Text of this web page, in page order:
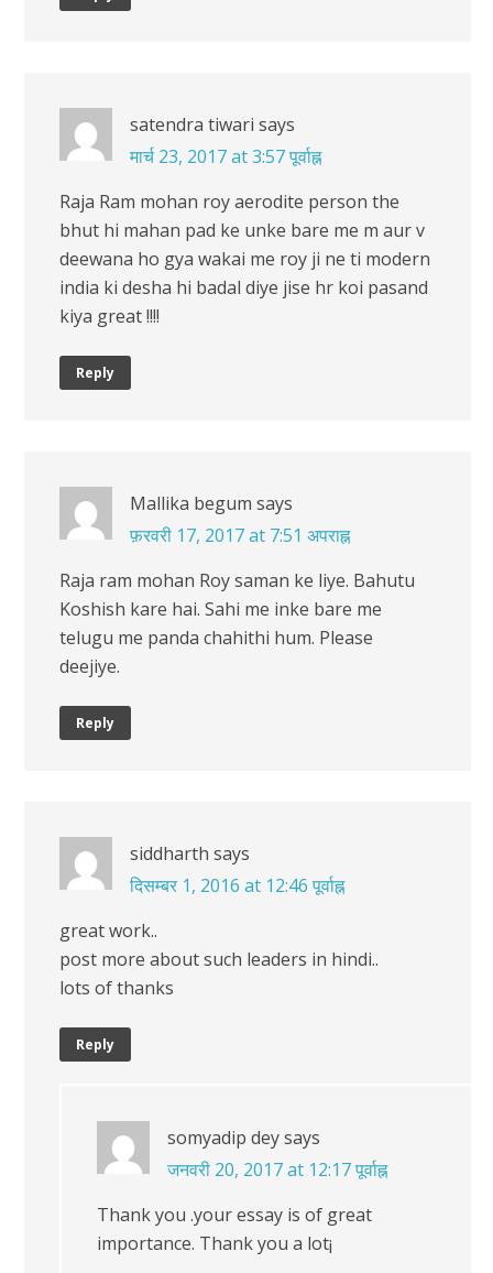
satendra tiwari says
मार्च 23, 2017 at 3:57 पूर्वाह्न
Raja Ram mohan roy aerodite person the
bhut hi mahan pad ke unke bare me m aur v
deewana ho gya wakai me roy ji ne ti modern
india ki desha hi badal diye jise hr koi pasand
kiya great !!!!
Reply
Mallika begum says
फ़रवरी 17, 2017 at 7:51 अपराह्न
Raja ram mohan Roy saman ke liye. Bahutu
Koshish kare hai. Sahi me inke bare me
telugu me panda chahithi hum. Please
deejiye.
Reply
siddharth says
दिसम्बर 1, 2016 at 12:46 पूर्वाह्न
great work..
post more about such leaders in hindi..
lots of thanks
Reply
somyadip deysays
जनवरी 20, 2017 at 12:17 पूर्वाह्न
Thank you .your essay is of great
importance. Thank you a lot¡